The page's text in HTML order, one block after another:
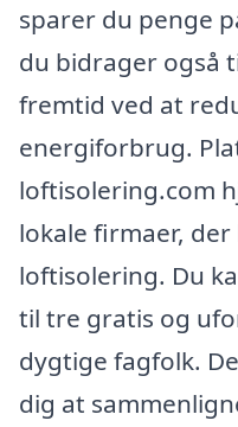
sparer du penge
du bidrager også
fremtid ved at
energiforbrug.
loftisolering.com
lokale firmaer,
loftisolering. Du
til tre gratis og
dygtige fagfolk.
dig at